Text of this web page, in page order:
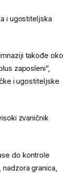
i ugostiteljska
takođe oko
zaposleni“,
i ugostiteljske
zvaničnik
do kontrole
granica,